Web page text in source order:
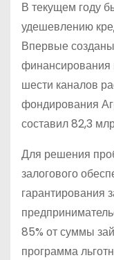
В текущем году
удешевлению
Впервые
финансирования
шести каналов
фондирования
составил 82,3
Для решения
залогового
гарантирования
85% от суммы
программа